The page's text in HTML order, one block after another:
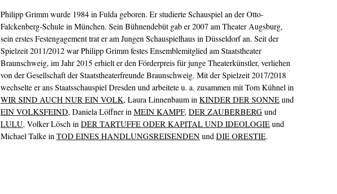
Philipp Grimm wurde 1984 in Fulda geboren. Er studierte Schauspiel an der Otto-
Falckenberg-Schule in München. Sein Bühnendebüt gab er 2007 am Theater Augsburg,
sein erstes Festengagement trat er am Jungen Schauspielhaus in Düsseldorf an. Seit der
Spielzeit 2011/2012 war Philipp Grimm festes Ensemblemitglied am Staatstheater
Braunschweig, im Jahr 2015 erhielt er den Förderpreis für junge Theaterkünstler, verliehen
von der Gesellschaft der Staatstheaterfreunde Braunschweig. Mit der Spielzeit 2017/2018
wechselte er ans Staatsschauspiel Dresden und arbeitete u. a. zusammen mit Tom Kühnel in
WIR SIND AUCH NUR EIN VOLK, Laura Linnenbaum in KINDER DER SONNEund
EIN VOLKSFEIND, Daniela Löffner in MEIN KAMPF, DER ZAUBERBERGund
LULU, Volker Lösch in DER TARTUFFE ODER KAPITAL UND IDEOLOGIEund
Michael Talke in TOD EINES HANDLUNGSREISENDENund DIE ORESTIE.